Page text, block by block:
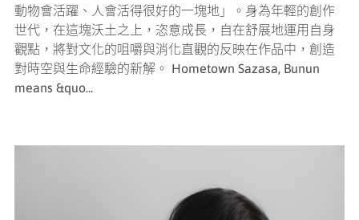
動物會活躍、人會活得很好的一塊地」。身為年輕的創作
世代，在這塊沃土之上，恣意成長，自在舒展地運用自身
觀點，將對文化的咀嚼與消化直觀的反映在作品中，創造
對時空與生命經驗的新解。 Hometown Sazasa, Bunun
means &quo...